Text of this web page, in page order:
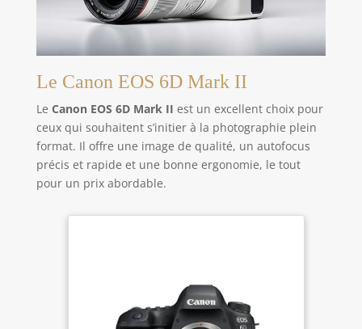
Le Canon EOS 6D Mark II
Le Canon EOS 6D Mark II est un excellent choix pour
ceux qui souhaitent s’initier à la photographie plein
format. Il offre une image de qualité, un autofocus
précis et rapide et une bonne ergonomie, le tout
pour un prix abordable.